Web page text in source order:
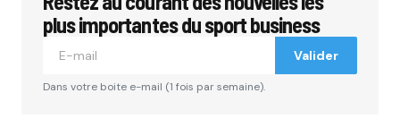
champs obligatoires sont indiqués avec*
plus importantes du sport business
Valider
Dans votre boite e-mail (1 fois par semaine).